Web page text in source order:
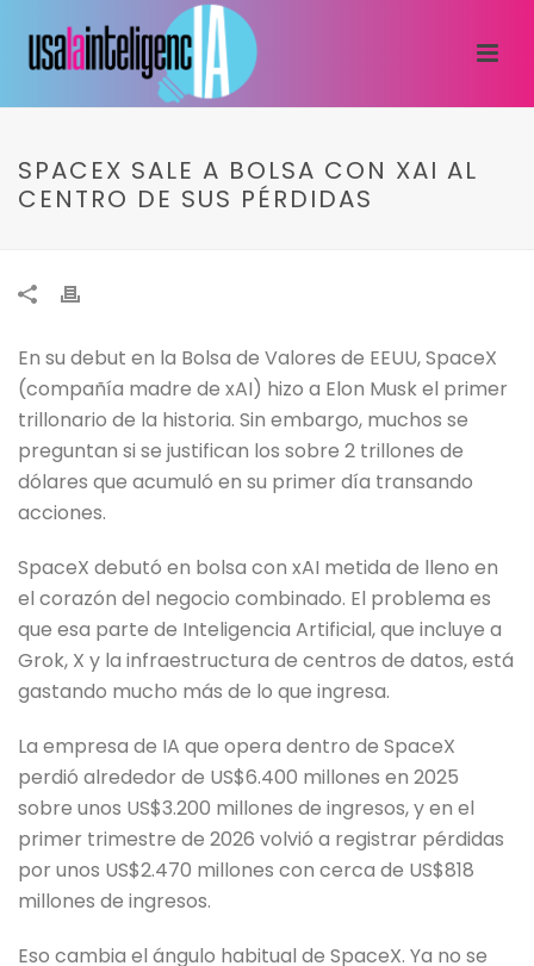
SPACEX SALE A BOLSA CON XAI AL
CENTRO DE SUS PÉRDIDAS
En su debut en la Bolsa de Valores de EEUU, SpaceX
(compañía madre de xAI) hizo a Elon Musk el primer
trillonario de la historia. Sin embargo, muchos se
preguntan si se justifican los sobre 2 trillones de
dólares que acumuló en su primer día transando
acciones.
SpaceX debutó en bolsa con xAI metida de lleno en
el corazón del negocio combinado. El problema es
que esa parte de Inteligencia Artificial, que incluye a
Grok, X y la infraestructura de centros de datos, está
gastando mucho más de lo que ingresa.
La empresa de IA que opera dentro de SpaceX
perdió alrededor de US$6.400 millones en 2025
sobre unos US$3.200 millones de ingresos, y en el
primer trimestre de 2026 volvió a registrar pérdidas
por unos US$2.470 millones con cerca de US$818
millones de ingresos.
Eso cambia el ángulo habitual de SpaceX. Ya no se